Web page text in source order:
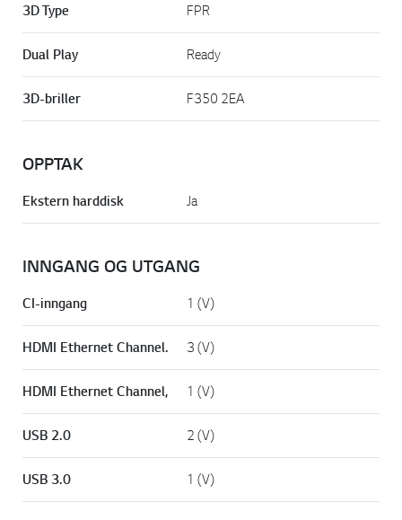
3D Type FPR
Dual Play Ready
3D-briller F350 2EA
OPPTAK
Ekstern harddisk Ja
INNGANG OG UTGANG
CI-inngang 1 (V)
HDMI Ethernet Channel. 3 (V)
HDMI Ethernet Channel, 1 (V)
USB 2.0 2 (V)
USB 3.0 1 (V)